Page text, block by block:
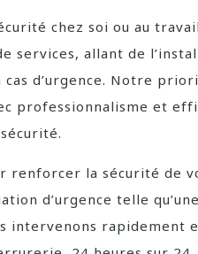
chez soi ou au
services, allant de
d’urgence. Notre
professionnalisme et
renforcer la sécurité de
d’urgence telle
intervenons rapidement